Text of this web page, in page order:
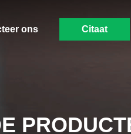
ons Citaat